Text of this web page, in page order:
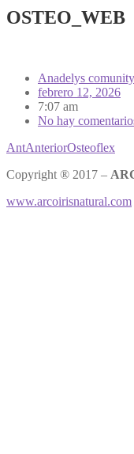
OSTEO_WEB
Anadelys comunity
febrero 12, 2026
7:07 am
No hay
AntAnteriorOsteoflex
Copyright ® 2017 –
www.arcoirisnatural.com